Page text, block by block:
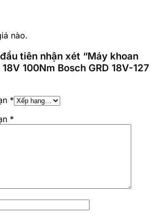
nào.
tiên nhận xét “Máy khoan
100Nm Bosch GRD 18V-127
*
*